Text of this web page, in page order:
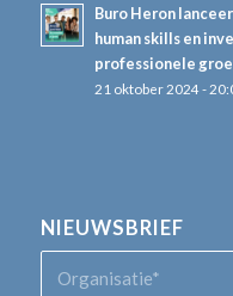
Buro Heron
human skills en
professionele
21 oktober 2024 -
NIEUWSBRIEF